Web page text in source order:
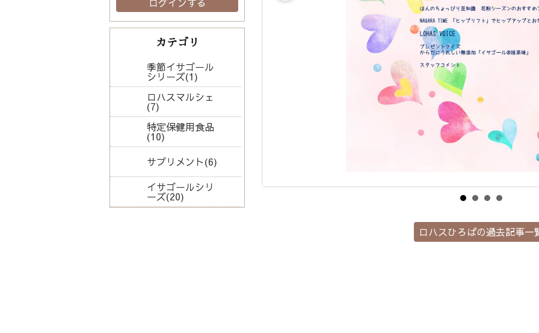
カテゴリ
季節イサゴール
シリーズ(1)
ロハスマルシェ
(7)
特定保健用食品
(10)
サプリメント(6)
イサゴールシリ
ーズ(20)
ロハスひろばの過去記事一